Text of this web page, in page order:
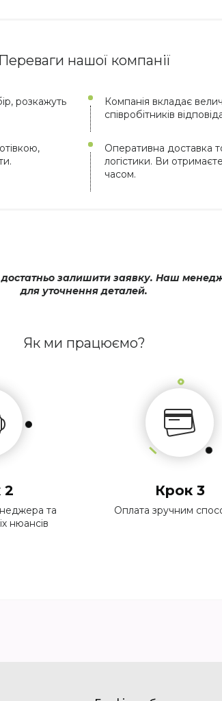
Переваги нашої компанії
розкажуть
Компанія вкладає
співробітників
Оперативна доставка
логістики. Ви
часом.
залишити заявку. Наш
для уточнення деталей.
Як ми працюємо?
2
та
нюансів
Крок 3
Оплата зручним